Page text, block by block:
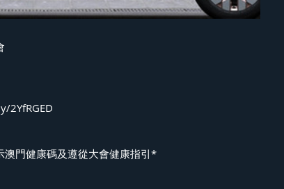
2YfRGED
門健康碼及遵從大會健康指引*